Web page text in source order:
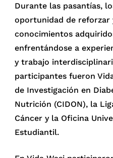
Durante las pasantías,
oportunidad de
conocimientos
enfrentándose a
y trabajo
participantes fueron
de Investigación en
Nutrición (CIDON), la
Cáncer y la Oficina
Estudiantil.